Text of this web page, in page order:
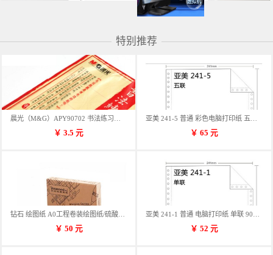
特别推荐
￥ 3.5元 ￥ 65元
钻石 绘图纸 A0工程卷装绘图纸/硫酸纸 50m卷装 914*50MM/卷
￥ 50 元 ￥ 52元